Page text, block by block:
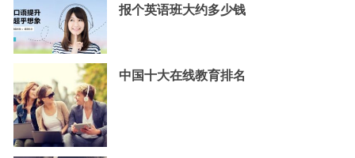
报个英语班大约多少钱
中国十大在线教育排名